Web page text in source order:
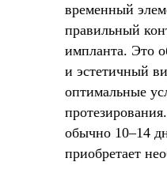
временный
правильный
импланта. Это
и эстетичный
оптимальные
обычно 10–14
приобретает